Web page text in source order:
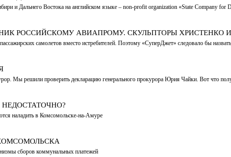
и Дальнего Востока на английском языке – non-profit organization «State
РОССИЙСКОМУ АВИАПРОМУ. СКУЛЬПТОРЫ ХРИСТЕНКО
самолетов вместо истребителей. Поэтому «СуперДжет» следовало бы
Мы решили проверить декларацию генерального прокурора Юрия Чайки. Вот что
наладить в Комсомольске-на-Амуре
сборов коммунальных платежей